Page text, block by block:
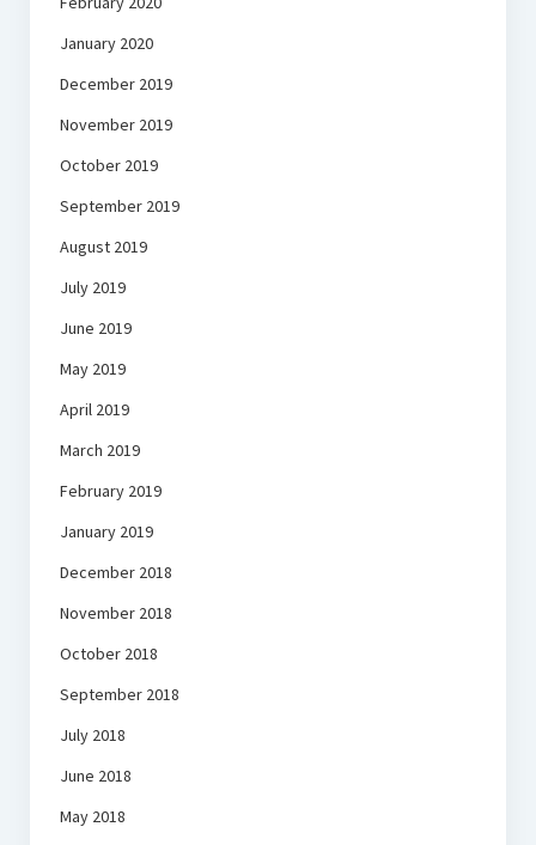
January 2020
December 2019
November 2019
October 2019
September 2019
August 2019
July 2019
June 2019
May 2019
April 2019
March 2019
February 2019
January 2019
December 2018
November 2018
October 2018
September 2018
July 2018
June 2018
May 2018